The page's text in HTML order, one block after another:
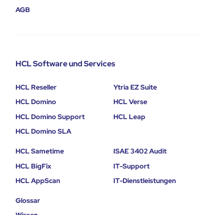
AGB
HCL Software und Services
HCL Reseller
HCL Domino
HCL Domino Support
HCL Domino SLA
Ytria EZ Suite
HCL Verse
HCL Leap
HCL Sametime
HCL BigFix
HCL AppScan
ISAE 3402 Audit
IT-Support
IT-Dienstleistungen
Glossar